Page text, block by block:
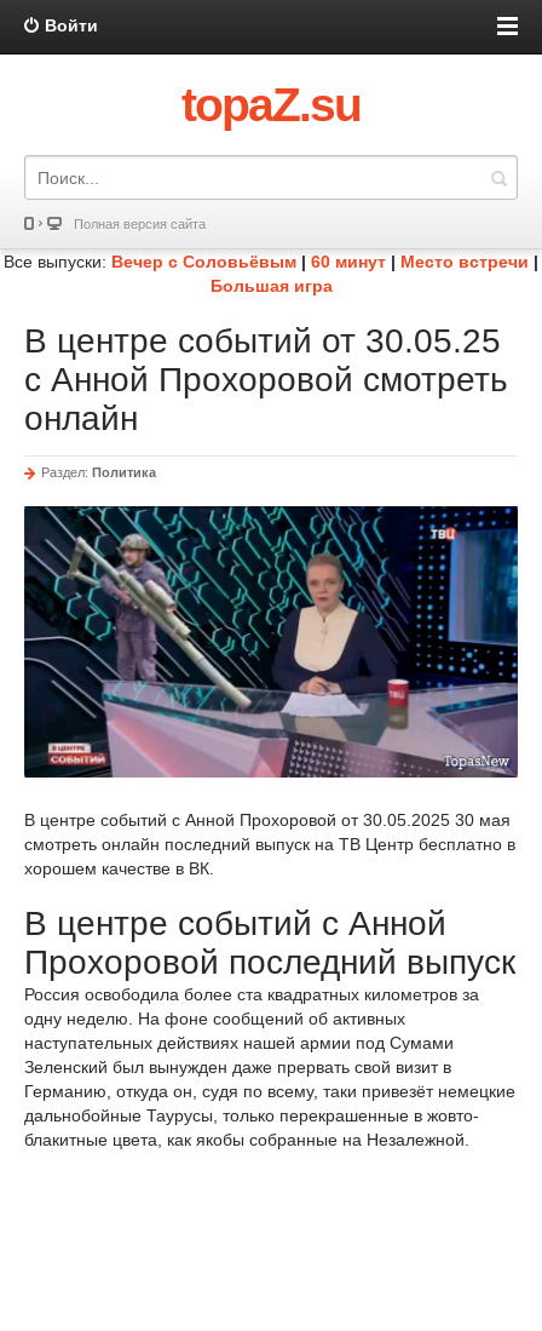
Войти
topaZ.su
Полная версия сайта
Все выпуски: Вечер с Соловьёвым | 60 минут | Место встречи |
Большая игра
В центре событий от 30.05.25
с Анной Прохоровой смотреть
онлайн
Раздел: Политика
В центре событий с Анной Прохоровой от 30.05.2025 30 мая
смотреть онлайн последний выпуск на ТВ Центр бесплатно в
хорошем качестве в ВК.
В центре событий с Анной
Прохоровой последний выпуск
Россия освободила более ста квадратных километров за
одну неделю. На фоне сообщений об активных
наступательных действиях нашей армии под Сумами
Зеленский был вынужден даже прервать свой визит в
Германию, откуда он, судя по всему, таки привезёт немецкие
дальнобойные Таурусы, только перекрашенные в жовто-
блакитные цвета, как якобы собранные на Незалежной.